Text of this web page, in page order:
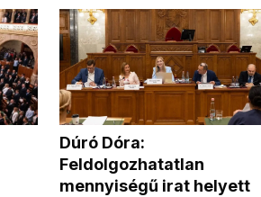
Dúró Dóra:
Feldolgozhatatlan
mennyiségű irat helyett